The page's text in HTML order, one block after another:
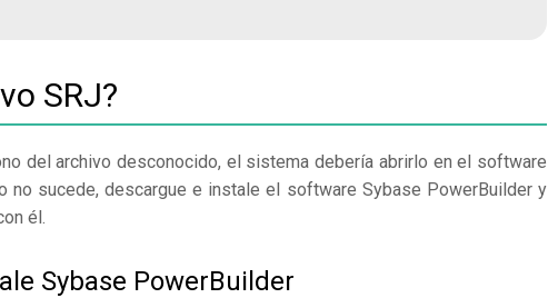
SRJ?
del archivo desconocido, el sistema debería abrirlo en el software
no sucede, descargue e instale el software Sybase PowerBuilder y
él.
Sybase PowerBuilder